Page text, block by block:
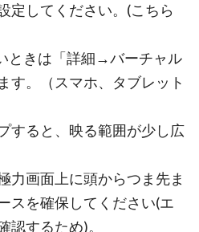
定してください。(こちら
きは「詳細→バーチャル
す。（スマホ、タブレット
ると、映る範囲が少し広
画面上に頭からつま先ま
スを確保してください(エ
認するため)。